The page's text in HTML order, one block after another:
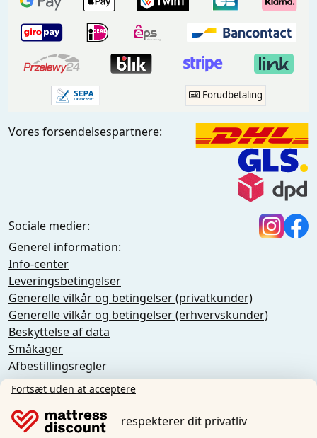
Forudbetaling
Vores forsendelsespartnere:
Sociale medier:
Generel information:
Info-center
Leveringsbetingelser
Generelle vilkår og betingelser (privatkunder)
Generelle vilkår og betingelser (erhvervskunder)
Beskyttelse af data
Småkager
Afbestillingsregler
Aftryk
Tilbagekaldelse af aftalen
Fortsæt uden at acceptere
respekterer dit privatliv